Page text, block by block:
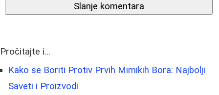
Slanje komentara
Pročitajte i...
Kako se Boriti Protiv Prvih Mimikih Bora: Najbolji
Saveti i Proizvodi